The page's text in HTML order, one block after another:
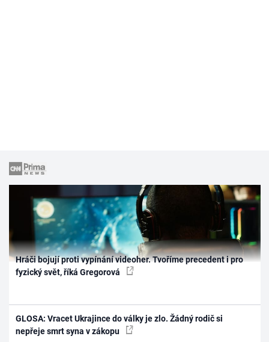
Hráči bojují proti vypínání videoher. Tvoříme precedent i pro
fyzický svět, říká Gregorová
GLOSA: Vracet Ukrajince do války je zlo. Žádný rodič si
nepřeje smrt syna v zákopu